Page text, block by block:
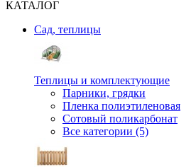
КАТАЛОГ
Сад, теплицы
Теплицы и комплектующие
Парники, грядки
Пленка полиэтиленовая
Сотовый поликарбонат
Все категории (5)